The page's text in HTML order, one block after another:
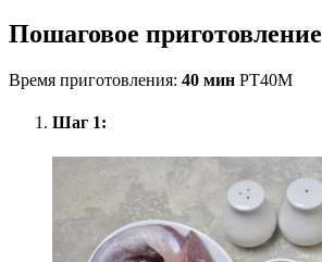
Пошаговое приготовление
Время приготовления: 40 мин PT40M
Шаг 1: